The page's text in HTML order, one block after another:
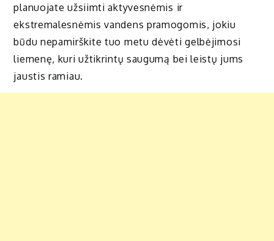
planuojate užsiimti aktyvesnėmis ir
ekstremalesnėmis vandens pramogomis, jokiu
būdu nepamirškite tuo metu dėvėti gelbėjimosi
liemenę, kuri užtikrintų saugumą bei leistų jums
jaustis ramiau.